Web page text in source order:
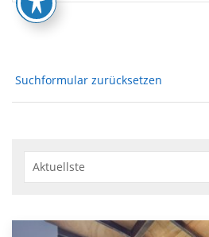
Suchformular zurücksetzen